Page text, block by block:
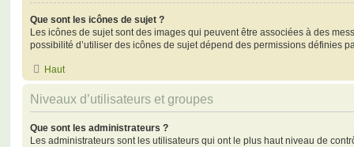
Que sont les icônes de sujet ?
Les icônes de sujet sont des images qui peuvent être associées à des
possibilité d’utiliser des icônes de sujet dépend des permissions définies
Haut
Niveaux d’utilisateurs et groupes
Que sont les administrateurs ?
Les administrateurs sont les utilisateurs qui ont le plus haut niveau de